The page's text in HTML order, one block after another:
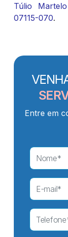
Túlio
07115-070.
Entre em